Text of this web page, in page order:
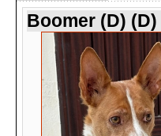
Boomer (D) (D)